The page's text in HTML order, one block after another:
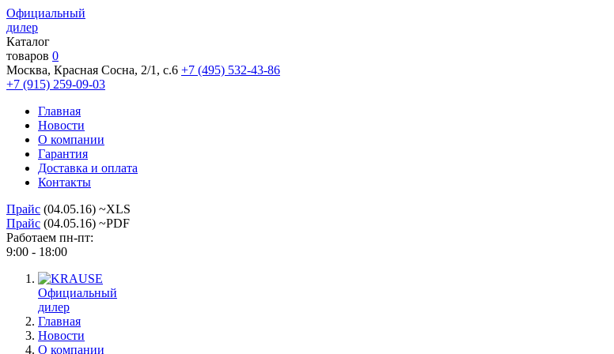
Официальный
дилер
Каталог
товаров 0
Москва, Красная Сосна, 2/1, с.6 +7 (495) 532-43-86
+7 (915) 259-09-03
Главная
Новости
О компании
Гарантия
Доставка и оплата
Контакты
Прайс (04.05.16) ~XLS
Прайс (04.05.16) ~PDF
Работаем пн-пт:
9:00 - 18:00
Официальный
дилер
Главная
Новости
О компании